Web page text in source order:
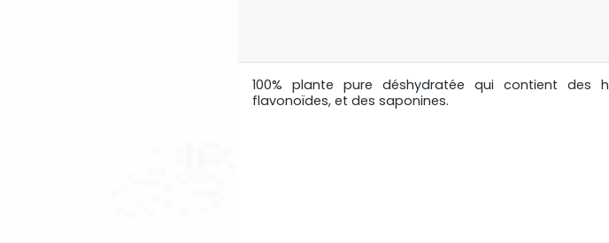
100% plante pure déshydratée qui contient des
flavonoïdes, et des saponines.